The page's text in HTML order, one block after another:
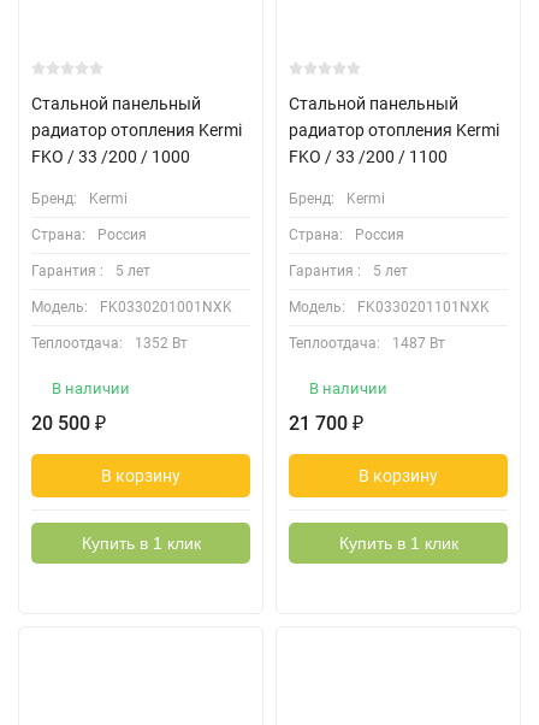
Стальной панельный
радиатор отопления Kermi
FKO / 33 /200 / 1000
Бренд: Kermi
Страна: Россия
Гарантия : 5 лет
Модель: FK0330201001NXK
Теплоотдача: 1352 Вт
В наличии
20 500 ₽
В корзину
Купить в 1 клик
Стальной панельный
радиатор отопления Kermi
FKO / 33 /200 / 1100
Бренд: Kermi
Страна: Россия
Гарантия : 5 лет
Модель: FK0330201101NXK
Теплоотдача: 1487 Вт
В наличии
21 700 ₽
В корзину
Купить в 1 клик